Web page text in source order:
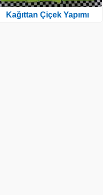
Kağıttan Çiçek Yapımı